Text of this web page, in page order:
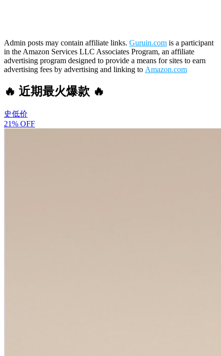
Admin posts may contain affiliate links. Guruin.com is a participant
in the Amazon Services LLC Associates Program, an affiliate
advertising program designed to provide a means for sites to earn
advertising fees by advertising and linking to Amazon.com
🔥 近期最火爆款 🔥
史低价
21% OFF